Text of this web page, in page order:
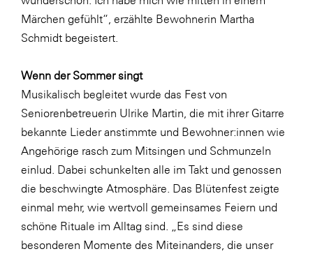
Salesforce
sebamed
SeneCura
SERVICE&MORE
SKINUANCE®
Somfy
Sony DADC
SPIEGLTEC
STIHL Tirol
Trend Micro
Märchen gefühlt“, erzählte Bewohnerin Martha
Schmidt begeistert.
Wenn der Sommer singt
Musikalisch begleitet wurde das Fest von
Seniorenbetreuerin Ulrike Martin, die mit ihrer Gitarre
bekannte Lieder anstimmte und Bewohner:innen wie
Angehörige rasch zum Mitsingen und Schmunzeln
einlud. Dabei schunkelten alle im Takt und genossen
die beschwingte Atmosphäre. Das Blütenfest zeigte
einmal mehr, wie wertvoll gemeinsames Feiern und
schöne Rituale im Alltag sind. „Es sind diese
besonderen Momente des Miteinanders, die unser